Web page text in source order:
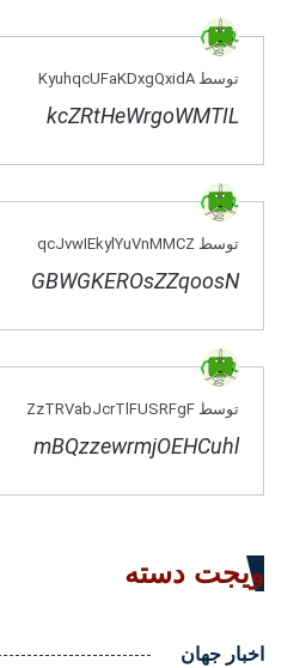
توسط KyuhqcUFaKDxgQxidA
kcZRtHeWrgoWMTIL
توسط qcJvwIEkylYuVnMMCZ
GBWGKEROsZZqoosN
توسط ZzTRVabJcrTlFUSRFgF
mBQzzewrmjOEHCuhl
ویجت دسته
اخبار جهان